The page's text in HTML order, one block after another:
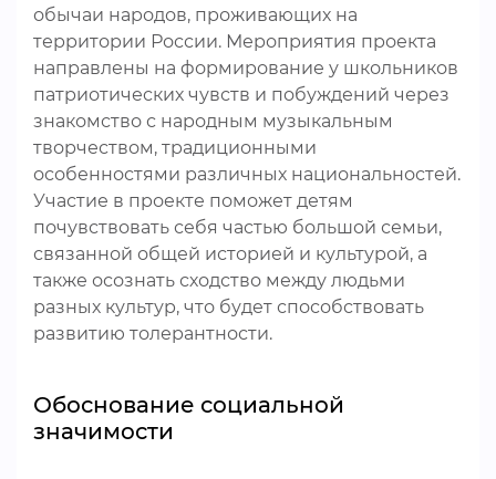
обычаи народов, проживающих на
территории России. Мероприятия проекта
направлены на формирование у школьников
патриотических чувств и побуждений через
знакомство с народным музыкальным
творчеством, традиционными
особенностями различных национальностей.
Участие в проекте поможет детям
почувствовать себя частью большой семьи,
связанной общей историей и культурой, а
также осознать сходство между людьми
разных культур, что будет способствовать
развитию толерантности.
Обоснование социальной
значимости